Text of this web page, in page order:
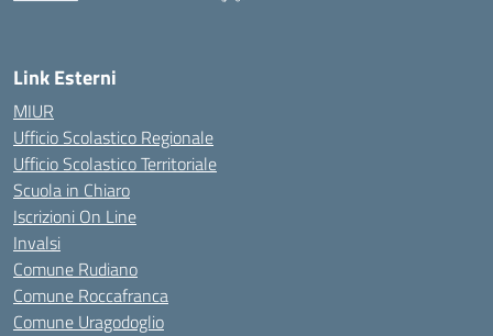
Link Esterni
MIUR
Ufficio Scolastico Regionale
Ufficio Scolastico Territoriale
Scuola in Chiaro
Iscrizioni On Line
Invalsi
Comune Rudiano
Comune Roccafranca
Comune Uragodoglio